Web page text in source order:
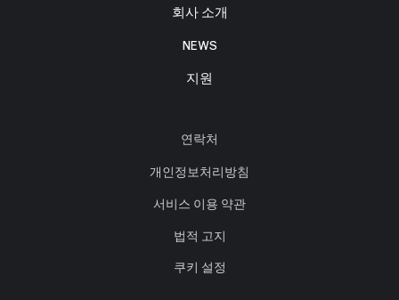
회사 소개
NEWS
지원
연락처
개인정보처리방침
서비스 이용 약관
법적 고지
쿠키 설정